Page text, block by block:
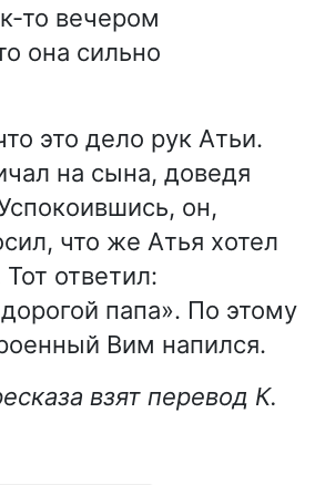
то вечером
она сильно
это дело рук Атьи.
на сына, доведя
он,
что же Атья хотел
ответил:
папа». По этому
Вим напился.
взят перевод К.